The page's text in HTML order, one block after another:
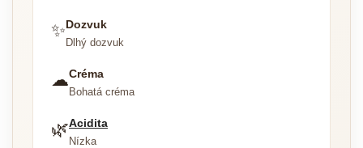
✨Dozvuk
Dlhý dozvuk
☁Créma
Bohatá créma
🌿Acidita
Nízka